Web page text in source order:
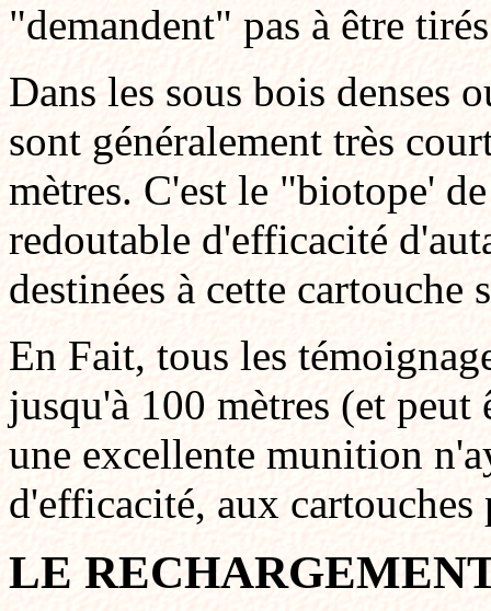
"demandent" pas à être
Dans les sous bois denses
sont généralement très
mètres. C'est le "biotope'
redoutable d'efficacité
destinées à cette cartouche
En Fait, tous les
jusqu'à 100 mètres (et
une excellente munition
d'efficacité, aux cartouches
LE